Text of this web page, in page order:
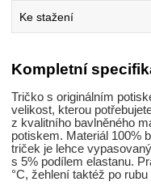
Ke stažení
Kompletní
Tričko s originálním
velikost, kterou
z kvalitního bavlněného
potiskem. Materiál 100%
triček je lehce
s 5% podílem elastanu.
°C, žehlení taktéž po